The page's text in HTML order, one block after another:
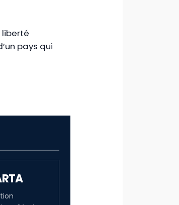
liberté
pays qui